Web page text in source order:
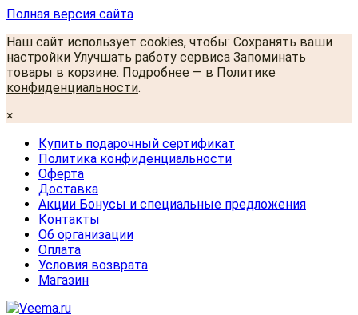
Полная версия сайта
Наш сайт использует cookies, чтобы: Сохранять ваши
настройки Улучшать работу сервиса Запоминать
товары в корзине. Подробнее — в Политике
конфиденциальности.
×
Купить подарочный сертификат
Политика конфиденциальности
Оферта
Доставка
Акции Бонусы и специальные предложения
Контакты
Об организации
Оплата
Условия возврата
Магазин